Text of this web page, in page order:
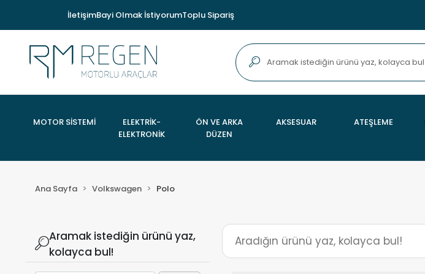
İletişimBayi Olmak İstiyorumToplu Sipariş
MOTOR SİSTEMİ
ELEKTRİK-
ELEKTRONİK
ÖN VE ARKA
DÜZEN
AKSESUAR ATEŞLEME
Ana Sayfa Volkswagen Polo
Aramak istediğin ürünü yaz,
kolayca bul!